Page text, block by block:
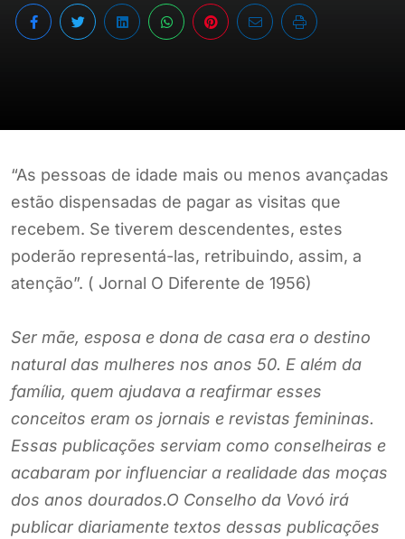
“As pessoas de idade mais ou menos avançadas
estão dispensadas de pagar as visitas que
recebem. Se tiverem descendentes, estes
poderão representá-las, retribuindo, assim, a
atenção”. ( Jornal O Diferente de 1956)
Ser mãe, esposa e dona de casa era o destino
natural das mulheres nos anos 50. E além da
família, quem ajudava a reafirmar esses
conceitos eram os jornais e revistas femininas.
Essas publicações serviam como conselheiras e
acabaram por influenciar a realidade das moças
dos anos dourados.O Conselho da Vovó irá
publicar diariamente textos dessas publicações